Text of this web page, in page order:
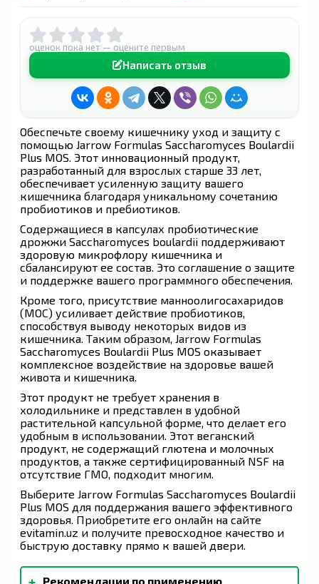
оценок пока нет — оцените первым
Написать отзыв
Обеспечьте своему кишечнику уход и защиту с
помощью Jarrow Formulas Saccharomyces Boulardii
Plus MOS. Этот инновационный продукт,
разработанный для взрослых старше 33 лет,
обеспечивает усиленную защиту вашего
кишечника благодаря уникальному сочетанию
пробиотиков и пребиотиков.
Содержащиеся в капсулах пробиотические
дрожжи Saccharomyces boulardii поддерживают
здоровую микрофлору кишечника и
сбалансируют ее состав. Это соглашение о защите
и поддержке вашего программного обеспечения.
Кроме того, присутствие манноолигосахаридов
(МОС) усиливает действие пробиотиков,
способствуя выводу некоторых видов из
кишечника. Таким образом, Jarrow Formulas
Saccharomyces Boulardii Plus MOS оказывает
комплексное воздействие на здоровье вашей
живота и кишечника.
Этот продукт не требует хранения в
холодильнике и представлен в удобной
растительной капсульной форме, что делает его
удобным в использовании. Этот веганский
продукт, не содержащий глютена и молочных
продуктов, а также сертифицированный NSF на
отсутствие ГМО, подходит многим.
Выберите Jarrow Formulas Saccharomyces Boulardii
Plus MOS для поддержания вашего эффективного
здоровья. Приобретите его онлайн на сайте
evitamin.uz и получите превосходное качество и
быструю доставку прямо к вашей двери.
Рекомендации по применению